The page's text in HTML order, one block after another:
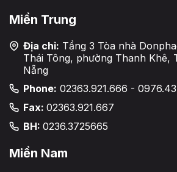
Miền Trung
Địa chỉ: Tầng 3 Tòa nhà
Thái Tông, phường Thanh Khê,
Nẵng
Phone: 02363.921.666 -
Fax: 02363.921.667
BH: 0236.3725665
Miền Nam